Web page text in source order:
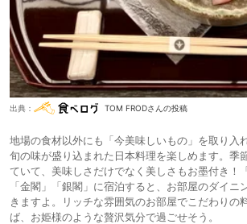
出典： TOM FRODさんの投稿
地場の食材以外にも「今美味しいもの」を取り入
旬の味が盛り込まれた日本料理を楽しめます。季
ていて、美味しさだけでなく美しさもお墨付き！
「金閣」「銀閣」に宿泊すると、お部屋のダイニ
きますよ。リッチな雰囲気のお部屋でこだわりの
ば、お姫様のような贅沢気分で過ごせそう。